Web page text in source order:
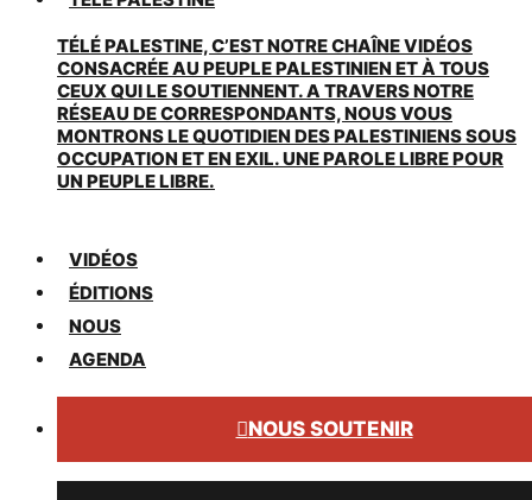
TÉLÉ PALESTINE, C’EST NOTRE CHAÎNE VIDÉOS
CONSACRÉE AU PEUPLE PALESTINIEN ET À TOUS
CEUX QUI LE SOUTIENNENT. A TRAVERS NOTRE
RÉSEAU DE CORRESPONDANTS, NOUS VOUS
MONTRONS LE QUOTIDIEN DES PALESTINIENS SOUS
OCCUPATION ET EN EXIL. UNE PAROLE LIBRE POUR
UN PEUPLE LIBRE.
VIDÉOS
ÉDITIONS
NOUS
AGENDA
NOUS SOUTENIR